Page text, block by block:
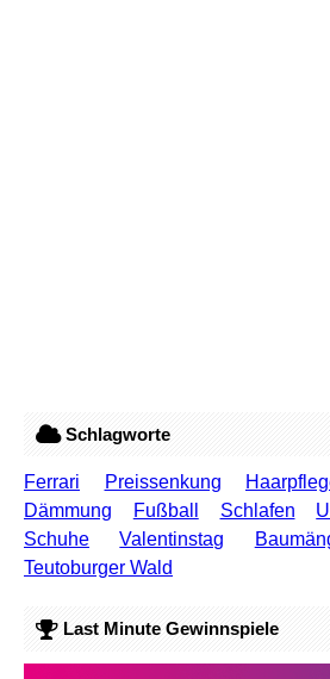
Schlagworte
Ferrari Preissenkung
Dämmung
Fußball Schlafen
Schuhe
Valentinstag
Teutoburger Wald
Last Minute Gewinnspiele